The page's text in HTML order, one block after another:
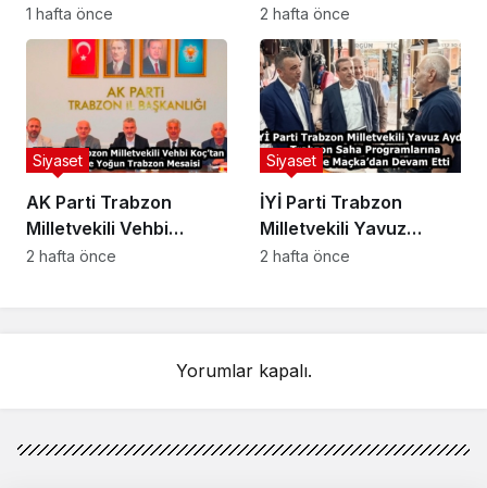
Yoksunları Gerçeği
Araştırmadan Algı
Siyaseti Yaptılar”
1 hafta önce
Aydın, Trabzon Saha
Programlarına Yomra,
Çaykara ve
Ortahisar’da Devam
Etti
2 hafta önce
AK Parti Trabzon
Milletvekili Vehbi
Koç’tan 3 Günde Yoğun
Siyaset
2 hafta önce
İYİ Parti Trabzon
Milletvekili Yavuz
Aydın, Trabzon Saha
Siyaset
2 hafta önce
Yorumlar kapalı.